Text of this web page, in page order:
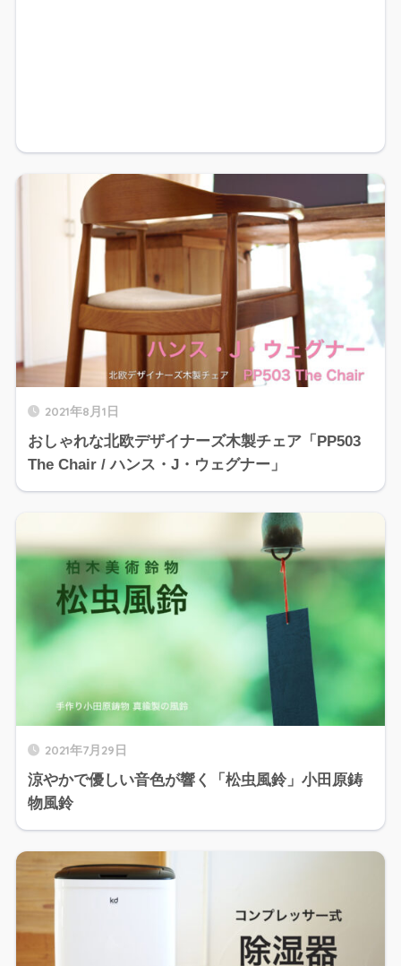
2021年8月1日
おしゃれな北欧デザイナーズ木製チェア「PP503
The Chair / ハンス・J・ウェグナー」
2021年7月29日
涼やかで優しい音色が響く「松虫風鈴」小田原鋳
物風鈴